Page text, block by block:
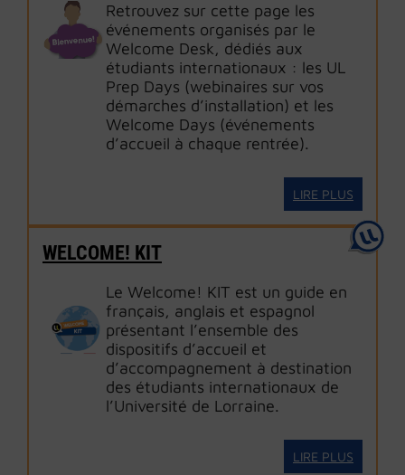
Retrouvez sur cette page les
événements organisés par le
Welcome Desk, dédiés aux
étudiants internationaux : les UL
Prep Days (webinaires sur vos
démarches d’installation) et les
Welcome Days (événements
d’accueil à chaque rentrée).
LIRE PLUS
WELCOME! KIT
Le Welcome! KIT est un guide en
français, anglais et espagnol
présentant l’ensemble des
dispositifs d’accueil et
d’accompagnement à destination
des étudiants internationaux de
l’Université de Lorraine.
LIRE PLUS